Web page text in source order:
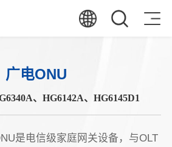
广电ONU
、HG6142A、HG6145D1
是电信级家庭网关设备，与OLT